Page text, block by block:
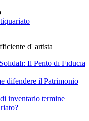
d' artista
Il Perito di Fiducia
difendere il Patrimonio
inventario termine